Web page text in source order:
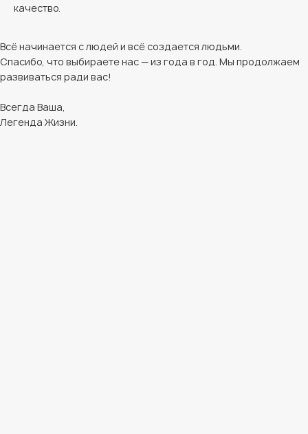
качество.
Всё начинается с людей и всё создается людьми.
Спасибо, что выбираете нас — из года в год. Мы продолжаем
развиваться ради вас!
Всегда Ваша,
Легенда Жизни.